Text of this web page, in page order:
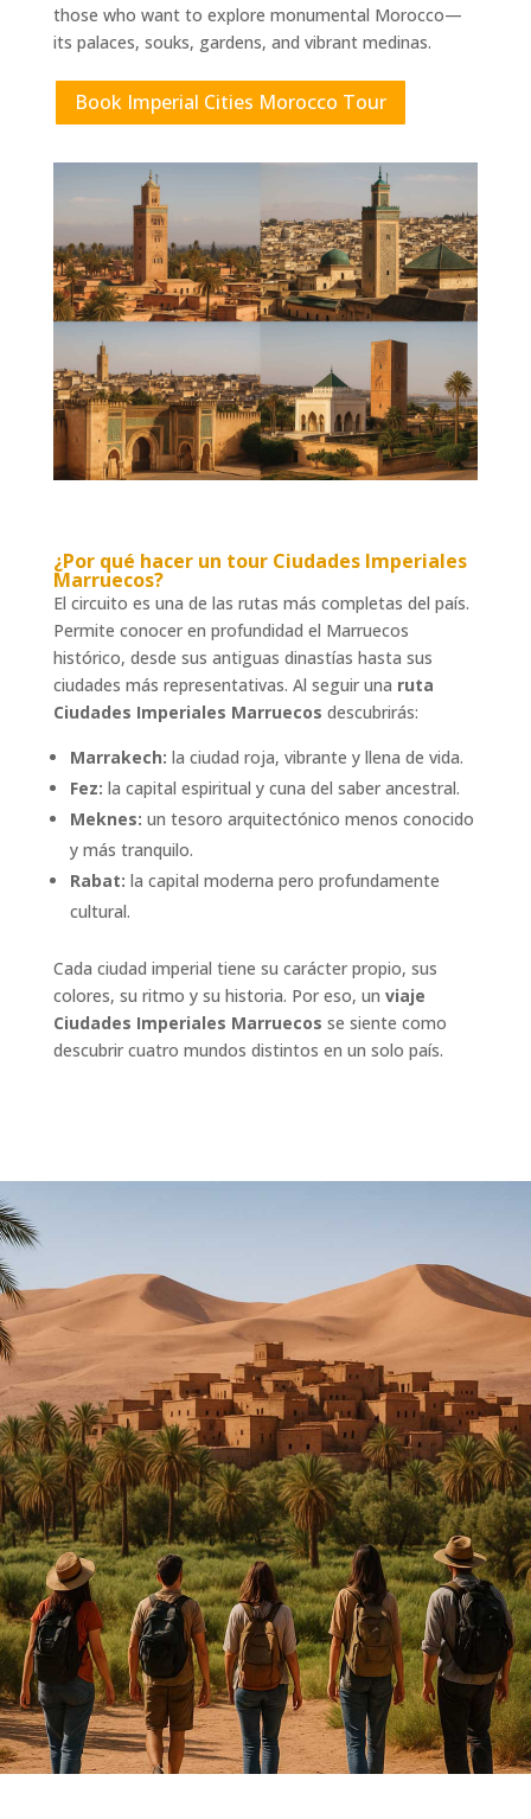
those who want to explore monumental Morocco—
its palaces, souks, gardens, and vibrant medinas.
Book Imperial Cities Morocco Tour
¿Por qué hacer un tour Ciudades Imperiales
Marruecos?
El circuito es una de las rutas más completas del país.
Permite conocer en profundidad el Marruecos
histórico, desde sus antiguas dinastías hasta sus
ciudades más representativas. Al seguir una ruta
Ciudades Imperiales Marruecos descubrirás:
Marrakech: la ciudad roja, vibrante y llena de vida.
Fez: la capital espiritual y cuna del saber ancestral.
Meknes: un tesoro arquitectónico menos conocido
y más tranquilo.
Rabat: la capital moderna pero profundamente
cultural.
Cada ciudad imperial tiene su carácter propio, sus
colores, su ritmo y su historia. Por eso, un viaje
Ciudades Imperiales Marruecos se siente como
descubrir cuatro mundos distintos en un solo país.